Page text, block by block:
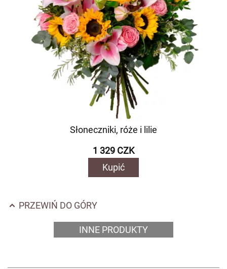
Słoneczniki, róże i lilie
1 329 CZK
Kupić
PRZEWIŃ DO GÓRY
INNE PRODUKTY